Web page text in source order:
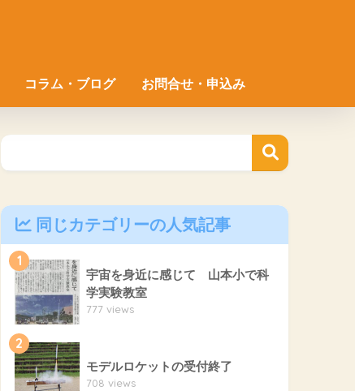
コラム・ブログ お問合せ・申込み
同じカテゴリーの人気記事
1
宇宙を身近に感じて 山本小で科
学実験教室
777 views
2
モデルロケットの受付終了
708 views